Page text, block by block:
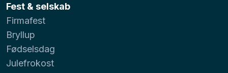
Fest & selskab
Firmafest
Bryllup
Fødselsdag
Julefrokost